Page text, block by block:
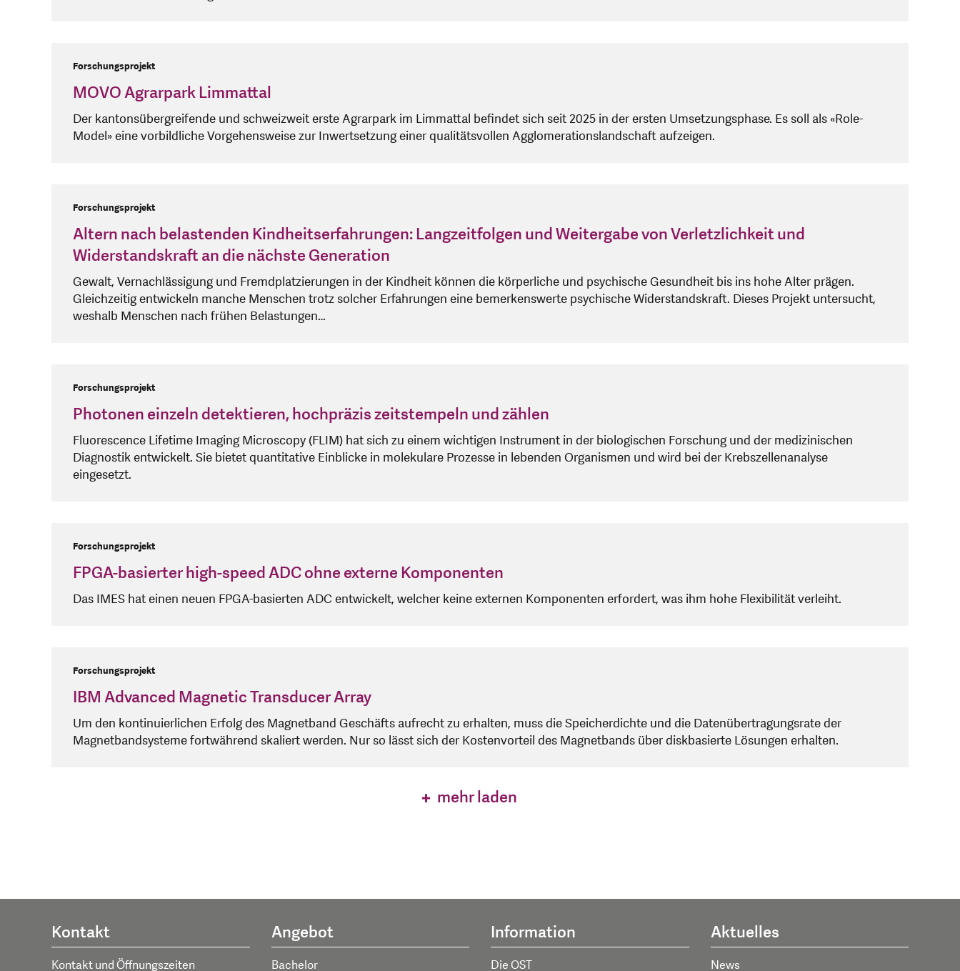
Forschungsprojekt
MOVO Agrarpark Limmattal
Der kantonsübergreifende und schweizweit erste Agrarpark im Limmattal befindet sich seit 2025 in der ersten Umsetzungsphase. Es soll als «Role-
Model» eine vorbildliche Vorgehensweise zur Inwertsetzung einer qualitätsvollen Agglomerationslandschaft aufzeigen.
Forschungsprojekt
Altern nach belastenden Kindheitserfahrungen: Langzeitfolgen und Weitergabe von Verletzlichkeit und
Widerstandskraft an die nächste Generation
Gewalt, Vernachlässigung und Fremdplatzierungen in der Kindheit können die körperliche und psychische Gesundheit bis ins hohe Alter prägen.
Gleichzeitig entwickeln manche Menschen trotz solcher Erfahrungen eine bemerkenswerte psychische Widerstandskraft. Dieses Projekt untersucht,
weshalb Menschen nach frühen Belastungen…
Forschungsprojekt
Photonen einzeln detektieren, hochpräzis zeitstempeln und zählen
Fluorescence Lifetime Imaging Microscopy (FLIM) hat sich zu einem wichtigen Instrument in der biologischen Forschung und der medizinischen
Diagnostik entwickelt. Sie bietet quantitative Einblicke in molekulare Prozesse in lebenden Organismen und wird bei der Krebszellenanalyse
eingesetzt.
Forschungsprojekt
FPGA-basierter high-speed ADC ohne externe Komponenten
Das IMES hat einen neuen FPGA-basierten ADC entwickelt, welcher keine externen Komponenten erfordert, was ihm hohe Flexibilität verleiht.
Forschungsprojekt
IBM Advanced Magnetic Transducer Array
Um den kontinuierlichen Erfolg des Magnetband Geschäfts aufrecht zu erhalten, muss die Speicherdichte und die Datenübertragungsrate der
Magnetbandsysteme fortwährend skaliert werden. Nur so lässt sich der Kostenvorteil des Magnetbands über diskbasierte Lösungen erhalten.
mehr laden
Kontakt
Kontakt und Öffnungszeiten
Angebot
Bachelor
Information
Die OST
Aktuelles
News